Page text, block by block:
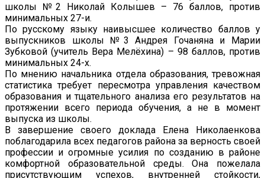
школы №2 Николай Колышев – 76 баллов, против
минимальных 27-и.
По русскому языку наивысшее количество баллов у
выпускников школы №3 Андрея Гочаняна и Марии
Зубковой (учитель Вера Мелёхина) – 98 баллов, против
минимальных 24-х.
По мнению начальника отдела образования, тревожная
статистика требует пересмотра управления качеством
образования и тщательного анализа его результатов на
протяжении всего периода обучения, а не в момент
выпуска из школы.
В завершение своего доклада Елена Николаенкова
поблагодарила всех педагогов района за верность своей
профессии и огромные усилия по созданию в районе
комфортной образовательной среды. Она пожелала
присутствующим успехов, внутренней стойкости,